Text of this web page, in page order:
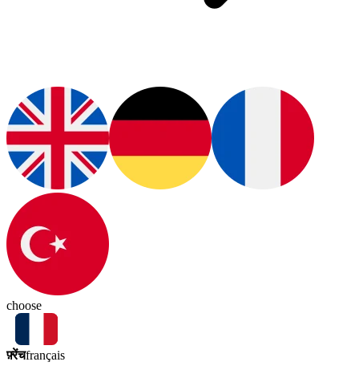
choose
फ़्रेंचfrançais